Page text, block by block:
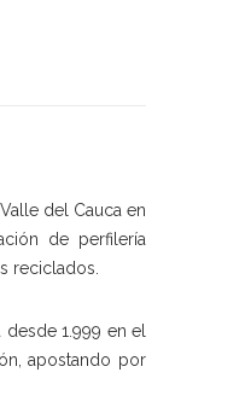
del Cauca en
de perfilería
reciclados.
1.999 en el
apostando por